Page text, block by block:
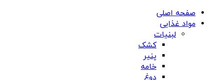
صفحه اصلی
مواد غذایی
لبنیات
کشک
پنیر
خامه
دوغ